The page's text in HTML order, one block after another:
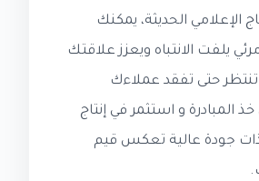
الإعلامي الحديثة، يمكنك
يلفت الانتباه ويعزز علاقتك
تنتظر حتى تفقد عملاءك
المبادرة و استثمر في إنتاج
جودة عالية تعكس قيم